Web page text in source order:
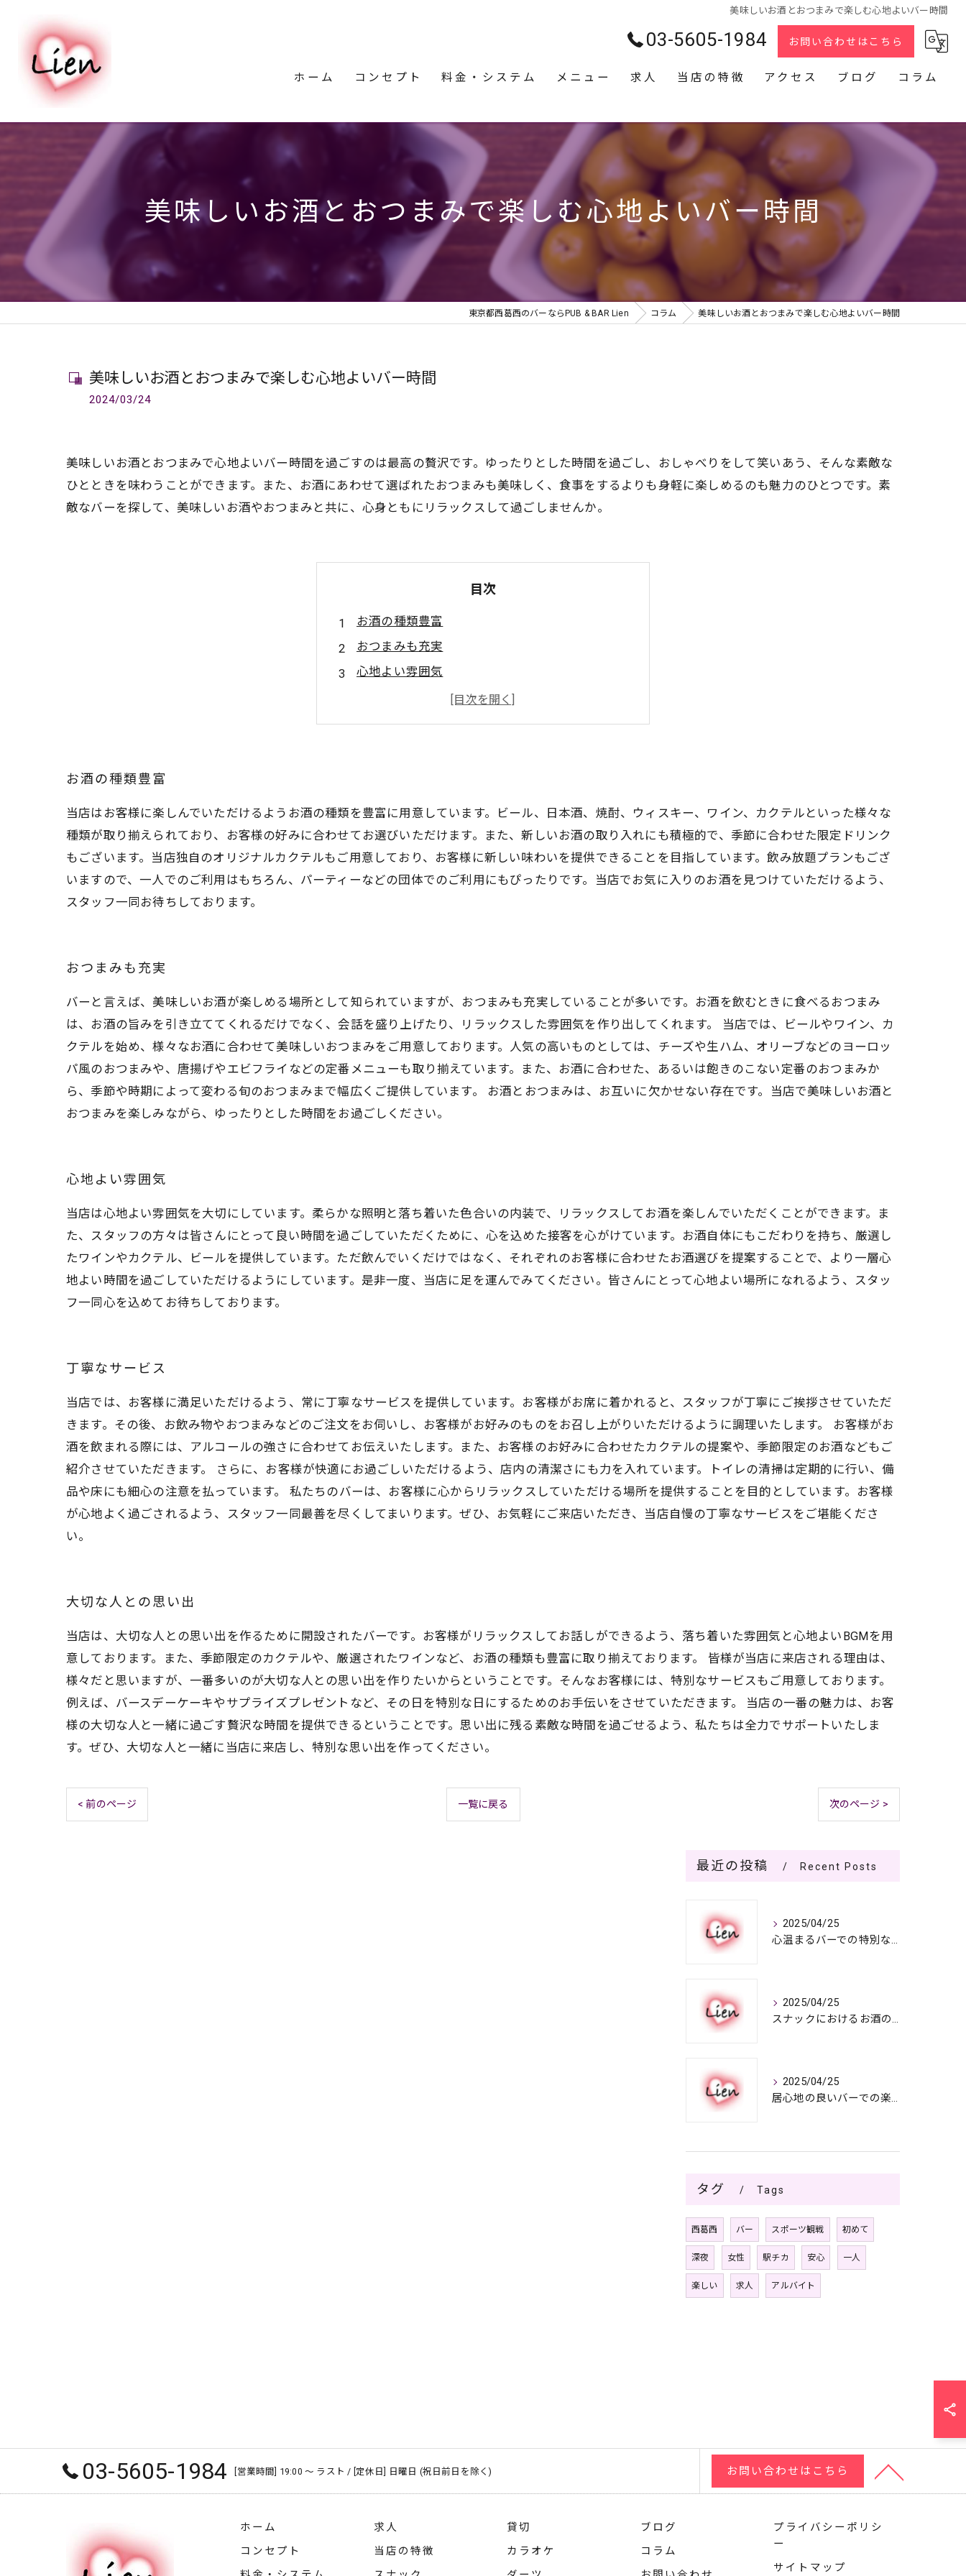
美味しいお酒とおつまみで楽しむ心地よいバー時間
03-5605-1984 お問い合わせはこちら
ホーム コンセプト 料金・システム メニュー 求人 当店の特徴
スナック
2次会
貸切
アクセス ブログ コラム
美味しいお酒とおつまみで楽しむ心地よいバー時間
東京都西葛西のバーならPUB & BAR Lien コラム 美味しいお酒とおつまみで楽しむ心地よいバー時間
美味しいお酒とおつまみで楽しむ心地よいバー時間
2024/03/24
美味しいお酒とおつまみで心地よいバー時間を過ごすのは最高の贅沢です。ゆったりとした時間を過ごし、おしゃべりをして笑いあう、そんな素敵な
ひとときを味わうことができます。また、お酒にあわせて選ばれたおつまみも美味しく、食事をするよりも身軽に楽しめるのも魅力のひとつです。素
敵なバーを探して、美味しいお酒やおつまみと共に、心身ともにリラックスして過ごしませんか。
目次
お酒の種類豊富
おつまみも充実
心地よい雰囲気
大切な人との思い出
お酒の種類豊富
当店はお客様に楽しんでいただけるようお酒の種類を豊富に用意しています。ビール、日本酒、焼酎、ウィスキー、ワイン、カクテルといった様々な
種類が取り揃えられており、お客様の好みに合わせてお選びいただけます。また、新しいお酒の取り入れにも積極的で、季節に合わせた限定ドリンク
もございます。当店独自のオリジナルカクテルもご用意しており、お客様に新しい味わいを提供できることを目指しています。飲み放題プランもござ
いますので、一人でのご利用はもちろん、パーティーなどの団体でのご利用にもぴったりです。当店でお気に入りのお酒を見つけていただけるよう、
スタッフ一同お待ちしております。
おつまみも充実
バーと言えば、美味しいお酒が楽しめる場所として知られていますが、おつまみも充実していることが多いです。お酒を飲むときに食べるおつまみ
は、お酒の旨みを引き立ててくれるだけでなく、会話を盛り上げたり、リラックスした雰囲気を作り出してくれます。 当店では、ビールやワイン、カ
クテルを始め、様々なお酒に合わせて美味しいおつまみをご用意しております。人気の高いものとしては、チーズや生ハム、オリーブなどのヨーロッ
パ風のおつまみや、唐揚げやエビフライなどの定番メニューも取り揃えています。また、お酒に合わせた、あるいは飽きのこない定番のおつまみか
ら、季節や時期によって変わる旬のおつまみまで幅広くご提供しています。 お酒とおつまみは、お互いに欠かせない存在です。当店で美味しいお酒と
おつまみを楽しみながら、ゆったりとした時間をお過ごしください。
心地よい雰囲気
当店は心地よい雰囲気を大切にしています。柔らかな照明と落ち着いた色合いの内装で、リラックスしてお酒を楽しんでいただくことができます。ま
た、スタッフの方々は皆さんにとって良い時間を過ごしていただくために、心を込めた接客を心がけています。お酒自体にもこだわりを持ち、厳選し
たワインやカクテル、ビールを提供しています。ただ飲んでいくだけではなく、それぞれのお客様に合わせたお酒選びを提案することで、より一層心
地よい時間を過ごしていただけるようにしています。是非一度、当店に足を運んでみてください。皆さんにとって心地よい場所になれるよう、スタッ
フ一同心を込めてお待ちしております。
丁寧なサービス
当店では、お客様に満足いただけるよう、常に丁寧なサービスを提供しています。お客様がお席に着かれると、スタッフが丁寧にご挨拶させていただ
きます。その後、お飲み物やおつまみなどのご注文をお伺いし、お客様がお好みのものをお召し上がりいただけるように調理いたします。 お客様がお
酒を飲まれる際には、アルコールの強さに合わせてお伝えいたします。また、お客様のお好みに合わせたカクテルの提案や、季節限定のお酒などもご
紹介させていただきます。 さらに、お客様が快適にお過ごしいただけるよう、店内の清潔さにも力を入れています。トイレの清掃は定期的に行い、備
品や床にも細心の注意を払っています。 私たちのバーは、お客様に心からリラックスしていただける場所を提供することを目的としています。お客様
が心地よく過ごされるよう、スタッフ一同最善を尽くしてまいります。ぜひ、お気軽にご来店いただき、当店自慢の丁寧なサービスをご堪能くださ
い。
大切な人との思い出
当店は、大切な人との思い出を作るために開設されたバーです。お客様がリラックスしてお話しができるよう、落ち着いた雰囲気と心地よいBGMを用
意しております。また、季節限定のカクテルや、厳選されたワインなど、お酒の種類も豊富に取り揃えております。 皆様が当店に来店される理由は、
様々だと思いますが、一番多いのが大切な人との思い出を作りたいからということです。そんなお客様には、特別なサービスもご用意しております。
例えば、バースデーケーキやサプライズプレゼントなど、その日を特別な日にするためのお手伝いをさせていただきます。 当店の一番の魅力は、お客
様の大切な人と一緒に過ごす贅沢な時間を提供できるということです。思い出に残る素敵な時間を過ごせるよう、私たちは全力でサポートいたしま
す。ぜひ、大切な人と一緒に当店に来店し、特別な思い出を作ってください。
< 前のページ 一覧に戻る 次のページ >
最近の投稿 Recent Posts
2025/04/25
心温まるバーでの特別なひととき
2025/04/25
スナックにおけるお酒の多彩さと楽しみ方
2025/04/25
居心地の良いバーでの楽しみ方
タグ Tags
西葛西 バー スポーツ観戦 初めて
深夜 女性 駅チカ 安心 一人
楽しい 求人 アルバイト
03-5605-1984 [営業時間] 19:00 ～ ラスト / [定休日] 日曜日 (祝日前日を除く) お問い合わせはこちら
ホーム
コンセプト
求人
当店の特徴
貸切
カラオケ
ブログ
コラム
プライバシーポリシ
ー
サイトマップ